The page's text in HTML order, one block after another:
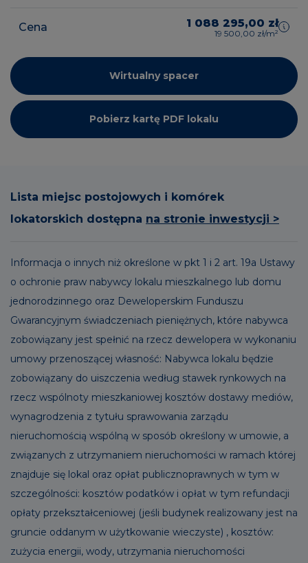
Cena 1 088 295,00 zł
19 500,00 zł/m²
Wirtualny spacer
Pobierz kartę PDF lokalu
Lista miejsc postojowych i komórek
lokatorskich dostępna na stronie inwestycji >
Informacja o innych niż określone w pkt 1 i 2 art. 19a Ustawy
o ochronie praw nabywcy lokalu mieszkalnego lub domu
jednorodzinnego oraz Deweloperskim Funduszu
Gwarancyjnym świadczeniach pieniężnych, które nabywca
zobowiązany jest spełnić na rzecz dewelopera w wykonaniu
umowy przenoszącej własność: Nabywca lokalu będzie
zobowiązany do uiszczenia według stawek rynkowych na
rzecz wspólnoty mieszkaniowej kosztów dostawy mediów,
wynagrodzenia z tytułu sprawowania zarządu
nieruchomością wspólną w sposób określony w umowie, a
związanych z utrzymaniem nieruchomości w ramach której
znajduje się lokal oraz opłat publicznoprawnych w tym w
szczególności: kosztów podatków i opłat w tym refundacji
opłaty przekształceniowej (jeśli budynek realizowany jest na
gruncie oddanym w użytkowanie wieczyste) , kosztów:
zużycia energii, wody, utrzymania nieruchomości